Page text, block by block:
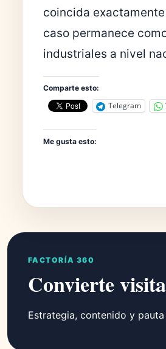
coincida
caso permanece
industriales a nivel
Comparte esto:
Telegram
Me gusta esto:
FACTORÍA 360
Convierte
Estrategia, contenido y